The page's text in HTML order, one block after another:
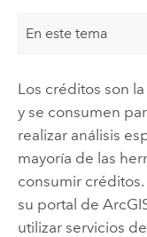
En este tema
Los créditos son
y se consumen
realizar análisis
mayoría de las
consumir
su portal de
utilizar servicios de